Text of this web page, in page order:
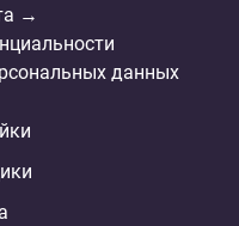
→
данных